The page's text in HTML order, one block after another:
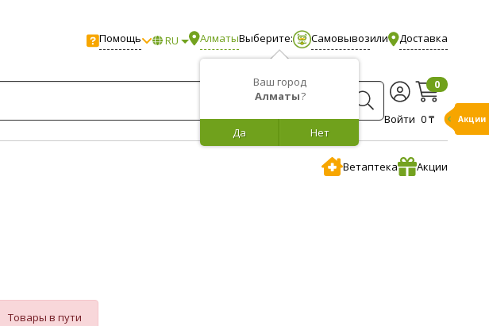
Помощь RU Алматы
Ваш город
Алматы?
Нет
Да
Выберите: Самовывозили Доставка
Войти
0
0 ₸
Ветаптека Акции
Товары в пути
Акции